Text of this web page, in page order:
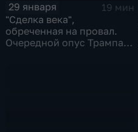
29 января
19 мин
"Сделка века",
обреченная на провал.
Очередной опус Трампа.